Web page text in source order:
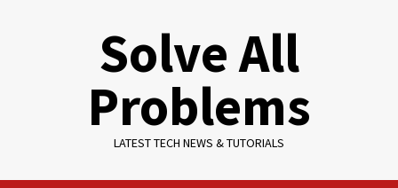
Solve All
Problems
LATEST TECH NEWS & TUTORIALS